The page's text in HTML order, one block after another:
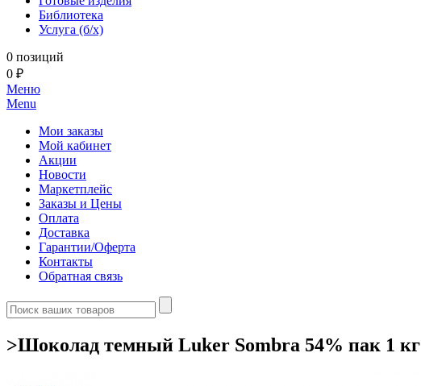
Библиотека
Услуга (б/х)
0 позиций
0 ₽
Меню
Menu
Мои заказы
Мой кабинет
Акции
Новости
Маркетплейс
Заказы и Цены
Оплата
Доставка
Гарантии/Оферта
Контакты
Обратная связь
>Шоколад темный Luker Sombra 54% пак 1 кг